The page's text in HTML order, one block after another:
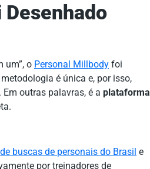
um”, o Personal Millbody foi
é única e, por isso,
outras palavras, é a plataforma
buscas de personais do Brasil e
por treinadores de